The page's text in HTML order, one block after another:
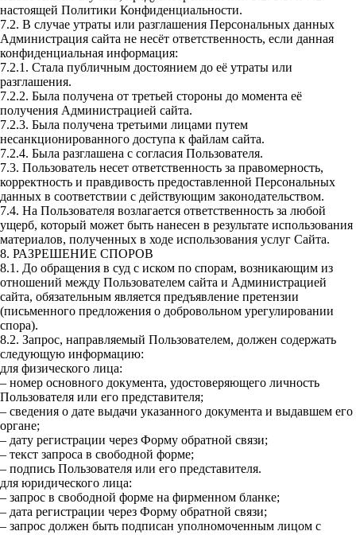
настоящей Политики Конфиденциальности.
7.2. В случае утраты или разглашения Персональных данных
Администрация сайта не несёт ответственность, если данная
конфиденциальная информация:
7.2.1. Стала публичным достоянием до её утраты или
разглашения.
7.2.2. Была получена от третьей стороны до момента её
получения Администрацией сайта.
7.2.3. Была получена третьими лицами путем
несанкционированного доступа к файлам сайта.
7.2.4. Была разглашена с согласия Пользователя.
7.3. Пользователь несет ответственность за правомерность,
корректность и правдивость предоставленной Персональных
данных в соответствии с действующим законодательством.
7.4. На Пользователя возлагается ответственность за любой
ущерб, который может быть нанесен в результате использования
материалов, полученных в ходе использования услуг Сайта.
8. РАЗРЕШЕНИЕ СПОРОВ
8.1. До обращения в суд с иском по спорам, возникающим из
отношений между Пользователем сайта и Администрацией
сайта, обязательным является предъявление претензии
(письменного предложения о добровольном урегулировании
спора).
8.2. Запрос, направляемый Пользователем, должен содержать
следующую информацию:
для физического лица:
– номер основного документа, удостоверяющего личность
Пользователя или его представителя;
– сведения о дате выдачи указанного документа и выдавшем его
органе;
– дату регистрации через Форму обратной связи;
– текст запроса в свободной форме;
– подпись Пользователя или его представителя.
для юридического лица:
– запрос в свободной форме на фирменном бланке;
– дата регистрации через Форму обратной связи;
– запрос должен быть подписан уполномоченным лицом с